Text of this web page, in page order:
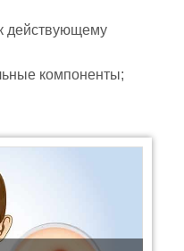
действующему
компоненты;